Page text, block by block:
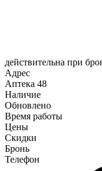
действительна при
Адрес
Аптека 48
Наличие
Обновлено
Время работы
Цены
Скидки
Бронь
Телефон